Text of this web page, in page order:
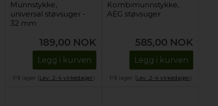
Munnstykke,
universal støvsuger -
32 mm
189,00 NOK
Legg i kurven
På lager (Lev. 2-4 virkedager).
Kombimunnstykke,
AEG støvsuger
585,00 NOK
Legg i kurven
På lager (Lev. 2-4 virkedager).